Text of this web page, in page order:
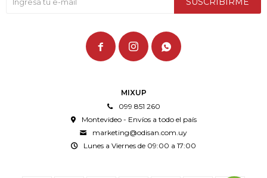
MIXUP
099 851 260
Montevideo - Envíos a todo el país
marketing@odisan.com.uy
Lunes a Viernes de 09:00 a 17:00
  